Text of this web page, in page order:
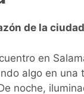
de la ciudad
en
algo en
noche,